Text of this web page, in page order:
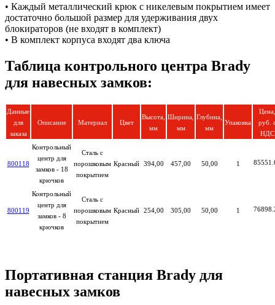
• Каждый металлический крюк с никелевым покрытием имеет
достаточно большой размер для удерживания двух
блокираторов (не входят в комплект)
• В комплект корпуса входят два ключа
Таблица контрольного центра Brady
для навесных замков:
Данные
для
заказа
Описание Материал Цвет
Высота,
мм
Ширина,
мм
Глубина,
мм
Упаковка
Цена,
руб.
НДС
800118
Контрольный
центр для
замков - 18
крючков
Сталь с
порошковым
покрытием
Красный 394,00 457,00 50,00 1
800119
Контрольный
центр для
замков - 8
крючков
Сталь с
порошковым
покрытием
Красный 254,00 305,00 50,00 1
Портативная станция Brady для
навесных замков